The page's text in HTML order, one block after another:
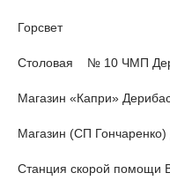
Горсвет
Столовая № 10 ЧМП
Магазин «Капри»
Магазин (СП
Станция скорой помощи